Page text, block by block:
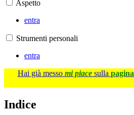
Aspetto
entra
Strumenti personali
entra
Hai già messo mi piace sulla pagina
Indice